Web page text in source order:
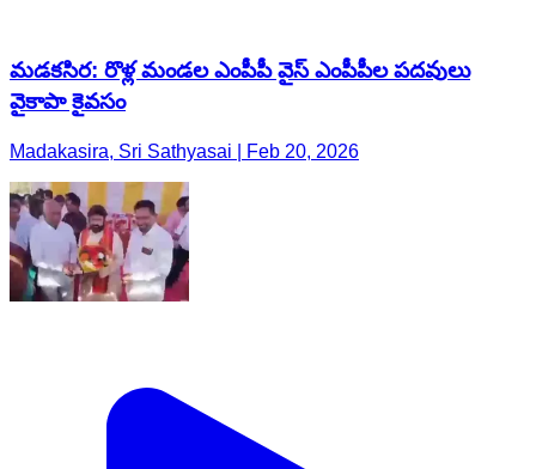
మడకసిర: రొళ్ల మండల ఎంపీపీ వైస్ ఎంపీపీల పదవులు
వైకాపా కైవసం
Madakasira, Sri Sathyasai | Feb 20, 2026